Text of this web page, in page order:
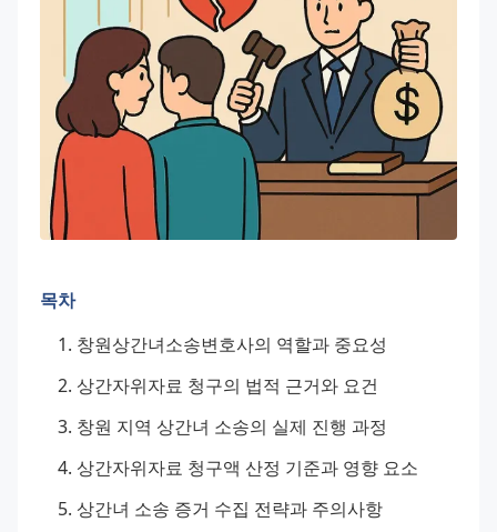
목차
창원상간녀소송변호사의 역할과 중요성
상간자위자료 청구의 법적 근거와 요건
창원 지역 상간녀 소송의 실제 진행 과정
상간자위자료 청구액 산정 기준과 영향 요소
상간녀 소송 증거 수집 전략과 주의사항